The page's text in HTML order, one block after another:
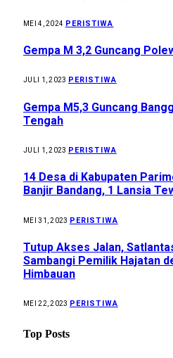
MEI 4, 2024 PERISTIWA
Gempa M 3,2 Guncang
JULI 1, 2023 PERISTIWA
Gempa M5,3 Guncang
Tengah
JULI 1, 2023 PERISTIWA
14 Desa di Kabupaten
Banjir Bandang, 1 Lansia
MEI 31, 2023 PERISTIWA
Tutup Akses Jalan,
Sambangi Pemilik Hajatan
Himbauan
MEI 22, 2023 PERISTIWA
Top Posts